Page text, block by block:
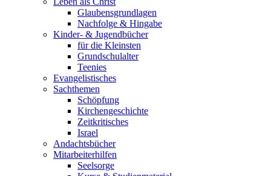
Glaubensgrundlagen
Nachfolge & Hingabe
Kinder- & Jugendbücher
für die Kleinsten
Grundschulalter
Teenies
Evangelistisches
Sachthemen
Schöpfung
Kirchengeschichte
Zeitkritisches
Israel
Andachtsbücher
Mitarbeiterhilfen
Seelsorge